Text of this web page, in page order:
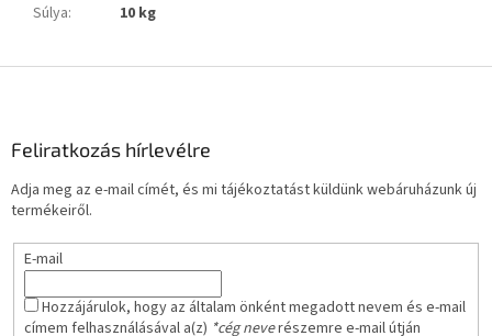
Súlya: 10 kg
Feliratkozás hírlevélre
Adja meg az e-mail címét, és mi tájékoztatást küldünk webáruházunk új
termékeiről.
E-mail
Hozzájárulok, hogy az általam önként megadott nevem és e-mail
címem felhasználásával a(z) *cég neverészemre e-mail útján